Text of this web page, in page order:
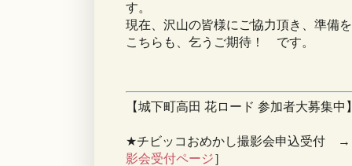
す。
現在、沢山の皆様にご協力頂き、準備
こちらも、乞うご期待！ です。
【城下町高田 花ロード 参加者大募集中
★チビッコおめかし撮影会申込受付
影会受付ページ］